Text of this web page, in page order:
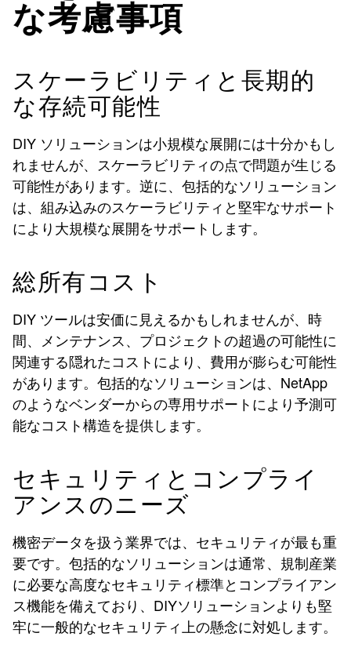
な考慮事項
スケーラビリティと長期的
な存続可能性
DIY ソリューションは小規模な展開には十分かもし
れませんが、スケーラビリティの点で問題が生じる
可能性があります。逆に、包括的なソリューション
は、組み込みのスケーラビリティと堅牢なサポート
により大規模な展開をサポートします。
総所有コスト
DIY ツールは安価に見えるかもしれませんが、時
間、メンテナンス、プロジェクトの超過の可能性に
関連する隠れたコストにより、費用が膨らむ可能性
があります。包括的なソリューションは、NetApp
のようなベンダーからの専用サポートにより予測可
能なコスト構造を提供します。
セキュリティとコンプライ
アンスのニーズ
機密データを扱う業界では、セキュリティが最も重
要です。包括的なソリューションは通常、規制産業
に必要な高度なセキュリティ標準とコンプライアン
ス機能を備えており、DIYソリューションよりも堅
牢に一般的なセキュリティ上の懸念に対処します。